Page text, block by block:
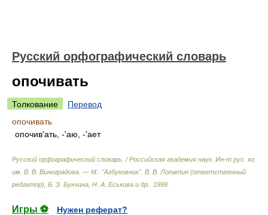
Русский орфографический словарь
опочивать
Толкование
Перевод
опочивать
опочив'ать, -'аю, -'ает
Русский орфографический словарь. / Российская академия наук. Ин-т рус. яз.
им. В. В. Виноградова. — М.: "Азбуковник". В. В. Лопатин (ответственный
редактор), Б. З. Букчина, Н. А. Еськова и др.
1999
Игры ⚽
Нужен реферат?